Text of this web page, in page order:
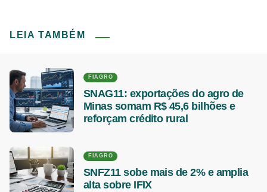
LEIA TAMBÉM
FIAGRO
SNAG11: exportações do agro de
Minas somam R$ 45,6 bilhões e
reforçam crédito rural
FIAGRO
SNFZ11 sobe mais de 2% e amplia
alta sobre IFIX